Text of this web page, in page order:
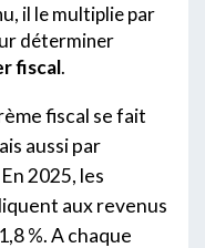
il le multiplie par
déterminer
fiscal.
fiscal se fait
aussi par
2025, les
aux revenus
%. A chaque